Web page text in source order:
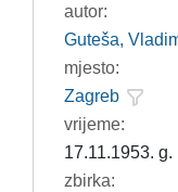
autor:
Guteša,
mjesto:
Zagreb
vrijeme:
17.11.1953. g.
zbirka: